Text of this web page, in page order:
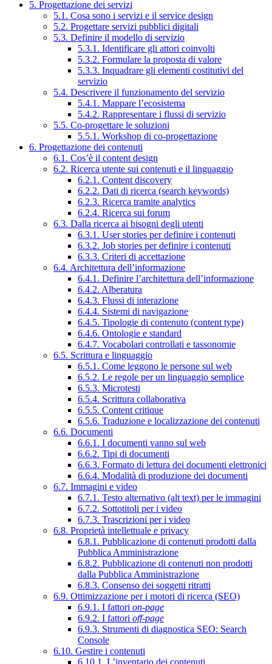
5. Progettazione dei servizi
5.1. Cosa sono i servizi e il service design
5.2. Progettare servizi pubblici digitali
5.3. Definire il modello di servizio
5.3.1. Identificare gli attori coinvolti
5.3.2. Formulare la proposta di valore
5.3.3. Inquadrare gli elementi costitutivi del
servizio
5.4. Descrivere il funzionamento del servizio
5.4.1. Mappare l’ecosistema
5.4.2. Rappresentare i flussi di servizio
5.5. Co-progettare le soluzioni
5.5.1. Workshop di co-progettazione
6. Progettazione dei contenuti
6.1. Cos’è il content design
6.2. Ricerca utente sui contenuti e il linguaggio
6.2.1. Content discovery
6.2.2. Dati di ricerca (search keywords)
6.2.3. Ricerca tramite analytics
6.2.4. Ricerca sui forum
6.3. Dalla ricerca ai bisogni degli utenti
6.3.1. User stories per definire i contenuti
6.3.2. Job stories per definire i contenuti
6.3.3. Criteri di accettazione
6.4. Architettura dell’informazione
6.4.1. Definire l’architettura dell’informazione
6.4.2. Alberatura
6.4.3. Flussi di interazione
6.4.4. Sistemi di navigazione
6.4.5. Tipologie di contenuto (content type)
6.4.6. Ontologie e standard
6.4.7. Vocabolari controllati e tassonomie
6.5. Scrittura e linguaggio
6.5.1. Come leggono le persone sul web
6.5.2. Le regole per un linguaggio semplice
6.5.3. Microtesti
6.5.4. Scrittura collaborativa
6.5.5. Content critique
6.5.6. Traduzione e localizzazione dei contenuti
6.6. Documenti
6.6.1. I documenti vanno sul web
6.6.2. Tipi di documenti
6.6.3. Formato di lettura dei documenti elettronici
6.6.4. Modalità di produzione dei documenti
6.7. Immagini e video
6.7.1. Testo alternativo (alt text) per le immagini
6.7.2. Sottotitoli per i video
6.7.3. Trascrizioni per i video
6.8. Proprietà intellettuale e privacy
6.8.1. Pubblicazione di contenuti prodotti dalla
Pubblica Amministrazione
6.8.2. Pubblicazione di contenuti non prodotti
dalla Pubblica Amministrazione
6.8.3. Consenso dei soggetti ritratti
6.9. Ottimizzazione per i motori di ricerca (SEO)
6.9.1. I fattori on-page
6.9.2. I fattori off-page
6.9.3. Strumenti di diagnostica SEO: Search
Console
6.10. Gestire i contenuti
6.10.1. L’inventario dei contenuti